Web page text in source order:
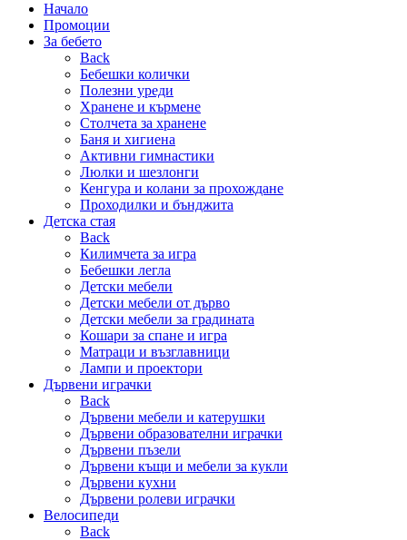
Начало
Промоции
За бебето
Back
Бебешки колички
Полезни уреди
Хранене и кърмене
Столчета за хранене
Баня и хигиена
Активни гимнастики
Люлки и шезлонги
Кенгура и колани за прохождане
Проходилки и бънджита
Детска стая
Back
Килимчета за игра
Бебешки легла
Детски мебели
Детски мебели от дърво
Детски мебели за градината
Кошари за спане и игра
Матраци и възглавници
Лампи и проектори
Дървени играчки
Back
Дървени мебели и катерушки
Дървени образователни играчки
Дървени пъзели
Дървени къщи и мебели за кукли
Дървени кухни
Дървени ролеви играчки
Велосипеди
Back